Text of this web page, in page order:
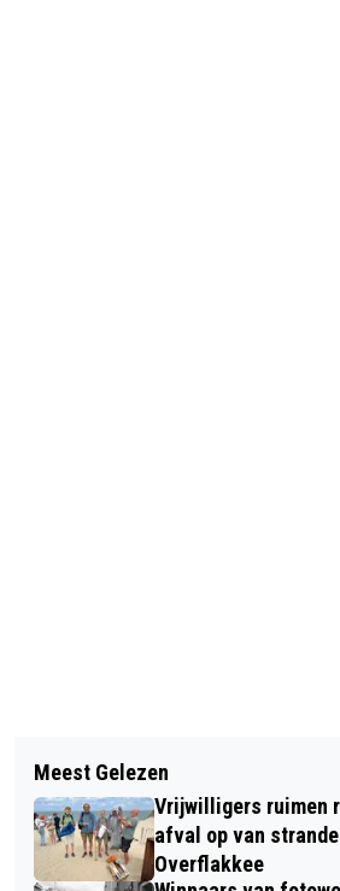
DVV’09 HERVAT SEIZOEN
KOPLOPER, MAAR
BLIJFT NUCHTER
GOEDEMORGEN, HET IS
VRIJDAG 30 JANUARI
Meest Gelezen
Vrijwilligers ruimen
afval op van
Overflakkee